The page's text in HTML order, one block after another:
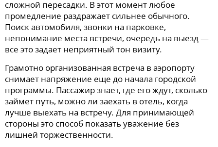
сложной пересадки. В этот момент любое
промедление раздражает сильнее обычного.
Поиск автомобиля, звонки на парковке,
непонимание места встречи, очередь на выезд —
все это задает неприятный тон визиту.
Грамотно организованная встреча в аэропорту
снимает напряжение еще до начала городской
программы. Пассажир знает, где его ждут, сколько
займет путь, можно ли заехать в отель, когда
лучше выехать на встречу. Для принимающей
стороны это способ показать уважение без
лишней торжественности.